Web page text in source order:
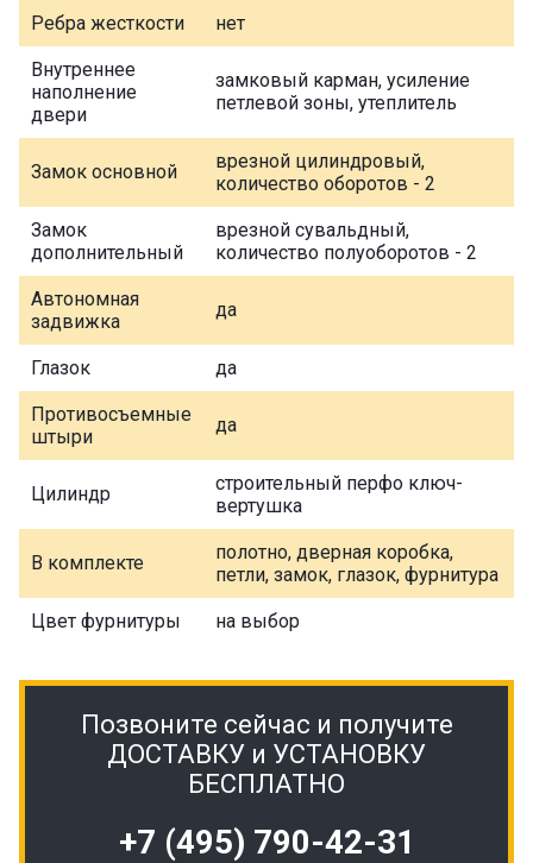
Ребра жесткости нет
Внутреннее
наполнение
двери
замковый карман, усиление
петлевой зоны, утеплитель
Замок основной
врезной цилиндровый,
количество оборотов - 2
Замок
дополнительный
врезной сувальдный,
количество полуоборотов - 2
Автономная
задвижка
да
Глазок да
Противосъемные
штыри
да
Цилиндр
строительный перфо ключ-
вертушка
В комплекте
полотно, дверная коробка,
петли, замок, глазок, фурнитура
Цвет фурнитуры на выбор
Позвоните сейчас и получите
ДОСТАВКУ и УСТАНОВКУ
БЕСПЛАТНО
+7 (495) 790-42-31